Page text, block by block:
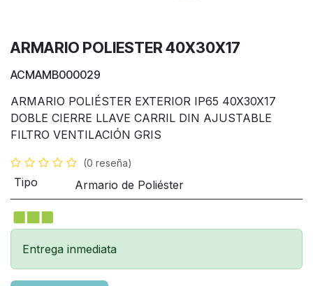
ARMARIO POLIESTER 40X30X17
ACMAMB000029
ARMARIO POLIÉSTER EXTERIOR IP65 40X30X17
DOBLE CIERRE LLAVE CARRIL DIN AJUSTABLE
FILTRO VENTILACIÓN GRIS
(0 reseña)
Tipo Armario de Poliéster
Entrega inmediata